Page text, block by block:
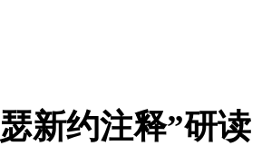
新约注释”研读